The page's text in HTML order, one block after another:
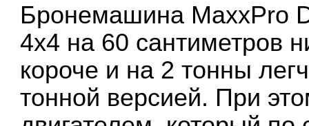
Бронемашина MaxxPro
4х4 на 60 сантиметров
короче и на 2 тонны
тонной версией. При